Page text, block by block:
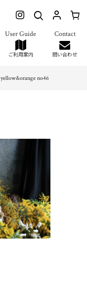
ご利用案内 問い合わせ
yellow&orange no46